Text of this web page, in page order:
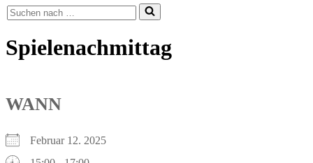
Suchen
nach …
Spielenachmittag
WANN
Februar 12. 2025